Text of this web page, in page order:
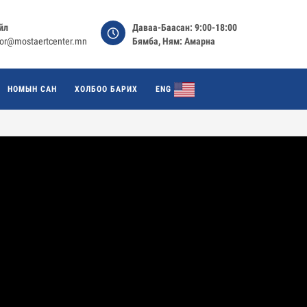
Даваа-Баасан: 9:00-18:00
Бямба, Ням: Амарна
НОМЫН САН ХОЛБОО БАРИХ ENG